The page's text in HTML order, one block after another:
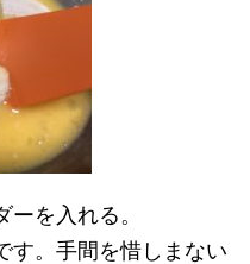
を入れる。
す。手間を惜しまない